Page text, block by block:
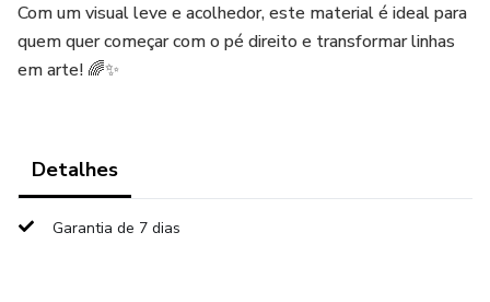
Com um visual leve e acolhedor, este material é ideal para
quem quer começar com o pé direito e transformar linhas
em arte! 🌈✨
Detalhes
Garantia de 7 dias